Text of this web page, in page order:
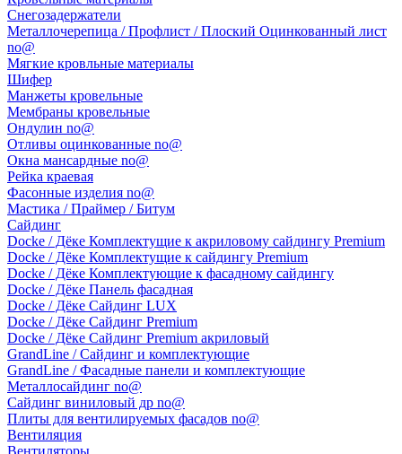
Снегозадержатели
Металлочерепица / Профлист / Плоский Оцинкованный лист
no@
Мягкие кровльные материалы
Шифер
Манжеты кровельные
Мембраны кровельные
Ондулин no@
Отливы оцинкованные no@
Окна мансардные no@
Рейка краевая
Фасонные изделия no@
Мастика / Праймер / Битум
Сайдинг
Docke / Дёке Комплектущие к акриловому сайдингу Premium
Docke / Дёке Комплектущие к сайдингу Premium
Docke / Дёке Комплектующие к фасадному сайдингу
Docke / Дёке Панель фасадная
Docke / Дёке Сайдинг LUX
Docke / Дёке Сайдинг Premium
Docke / Дёке Сайдинг Premium акриловый
GrandLine / Сайдинг и комплектующие
GrandLine / Фасадные панели и комплектующие
Металлосайдинг no@
Сайдинг виниловый др no@
Плиты для вентилируемых фасадов no@
Вентиляция
Вентиляторы